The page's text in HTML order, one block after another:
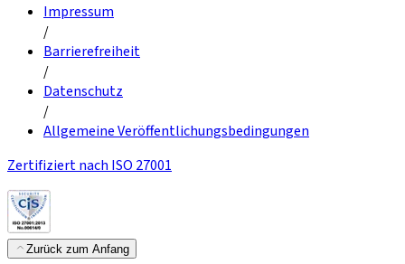
Impressum
/
Barrierefreiheit
/
Datenschutz
/
Allgemeine Veröffentlichungsbedingungen
Zertifiziert nach ISO 27001
Zurück zum Anfang